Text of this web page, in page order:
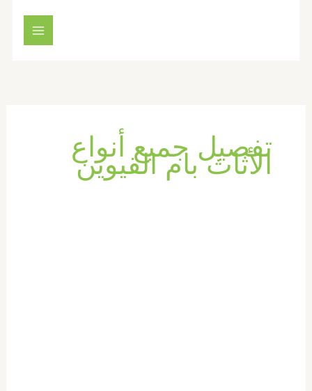
تفصيل جميع أنواع
الأثاث بام القيوين